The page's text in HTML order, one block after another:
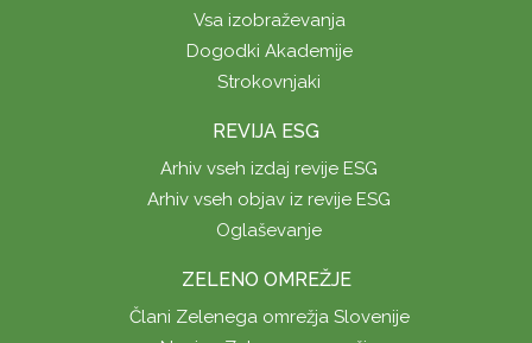
Vsa izobraževanja
Dogodki Akademije
Strokovnjaki
REVIJA ESG
Arhiv vseh izdaj revije ESG
Arhiv vseh objav iz revije ESG
Oglaševanje
ZELENO OMREŽJE
Člani Zelenega omrežja Slovenije